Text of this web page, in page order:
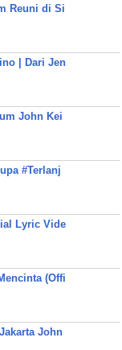
Reuni di Si
| Dari Jen
John Kei
#Terlanj
Lyric Vide
(Offi
John